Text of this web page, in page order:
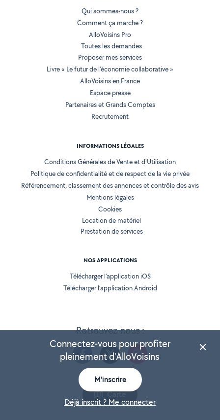
Carte
Retrouvez-nous :
Qui sommes-nous ?
Comment ça marche ?
AlloVoisins Pro
Toutes les demandes
Proposer mes services
Livre « Le futur de l'économie collaborative »
AlloVoisins en France
Espace presse
Partenaires et Grands Comptes
Recrutement
INFORMATIONS LÉGALES
Conditions Générales de Vente et d'Utilisation
Politique de confidentialité et de respect de la vie privée
Référencement, classement des annonces et contrôle des avis
Mentions légales
Cookies
Location de matériel
Prestation de services
NOS APPLICATIONS
Télécharger l’application iOS
Télécharger l’application Android
Connectez-vous pour profiter
pleinement d'AlloVoisins
M'inscrire
Déjà inscrit ? Me connecter